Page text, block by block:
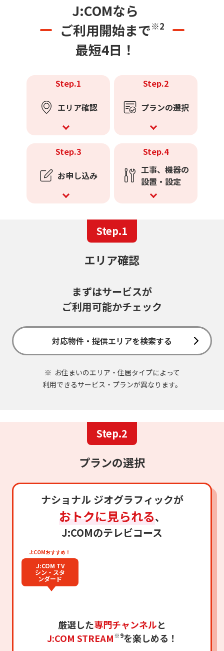
J:COMなら
ご利用開始まで
最短4日！
※2
Step.1
エリア確認
Step.2
プランの選択
Step.3
お申し込み
Step.4
工事、機器の
設置・設定
Step.1
エリア確認
まずはサービスが
ご利用可能かチェック
対応物件・提供エリアを検索する
お住まいのエリア・住居タイプによって
利用できるサービス・プランが異なります。
Step.2
プランの選択
ナショナル ジオグラフィックが
おトクに見られる、
J:COMのテレビコース
J:COMおすすめ！
J:COM TV
シン・スタ
ンダード
厳選した専門チャンネルと
J:COM STREAM※9を楽しめる！